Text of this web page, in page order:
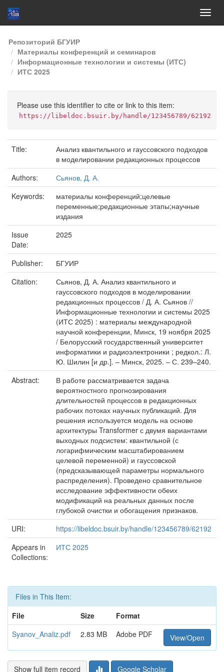
Skip
navigation
Репозиторий БГУИР
Материалы конференций и семинаров
Информационные технологии и системы (ИТС)
ИТС 2025
Please use this identifier to cite or link to this item:
https://libeldoc.bsuir.by/handle/123456789/62192
Title:
Анализ квантильного и гауссовского подходов
в моделировании редакционных процессов
Authors:
Сьянов, Д. А.
Keywords:
материалы конференций;целевые
переменные;редакционные этапы;научные
издания
Issue
Date:
2025
Publisher:
БГУИР
Citation:
Сьянов, Д. А. Анализ квантильного и
гауссовского подходов в моделировании
редакционных процессов / Д. А. Сьянов //
Информационные технологии и системы 2025
(ИТС 2025) : материалы международной
научной конференции, Минск, 19 ноября 2025
/ Белорусский государственный университет
информатики и радиоэлектроники ; редкол.: Л.
Ю. Шилин [и др.]. – Минск, 2025. – С. 239–240.
Abstract:
В работе рассматривается задача
вероятностного прогнозирования
длительностей процессов в редакционных
рабочих потоках научных публикаций. Для
решения используется модель на основе
архитектуры Transformer с двумя вариантами
выходных подсистем: квантильной (с
логарифмическим масштабированием
целевой переменной) и гауссовской
(предсказывающей параметры нормального
распределения). Проведено сравнительное
исследование эффективности обеих
модификаций на реальных данных после
глубокой очистки и обогащения признаков.
URI:
https://libeldoc.bsuir.by/handle/123456789/62192
Appears in
Collections:
ИТС 2025
Files in This Item:
File
Size
Format
Syanov_Analiz.pdf
2.83 MB Adobe PDF View/Open
Show full item record Google Scholar